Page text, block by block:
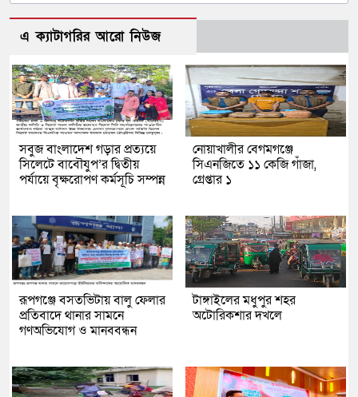
এ ক্যাটাগরির আরো নিউজ
সবুজ বাংলাদেশ গড়ার প্রত্যয়ে
সিলেটে বাবৌযুপ’র দ্বিতীয়
পর্যায়ে বৃক্ষরোপণ কর্মসূচি সম্পন্ন
নোয়াখালীর বেগমগঞ্জে
সিএনজিতে ১১ কেজি গাঁজা,
গ্রেপ্তার ১
রূপগঞ্জে বসতভিটায় বালু ফেলার
প্রতিবাদে থানার সামনে
গণঅভিযোগ ও মানববন্ধন
টাঙ্গাইলের মধুপুর শহর
অটোরিকশার দখলে